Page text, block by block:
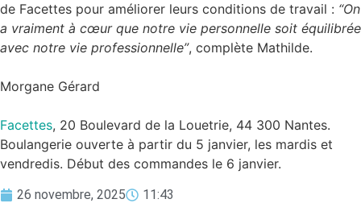
de Facettes pour améliorer leurs conditions de travail : “On
a vraiment à cœur que notre vie personnelle soit équilibrée
avec notre vie professionnelle”, complète Mathilde.
Morgane Gérard
Facettes, 20 Boulevard de la Louetrie, 44 300 Nantes.
Boulangerie ouverte à partir du 5 janvier, les mardis et
vendredis. Début des commandes le 6 janvier.
26 novembre, 2025 11:43